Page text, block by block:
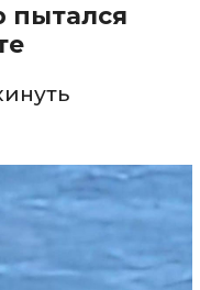
пытался